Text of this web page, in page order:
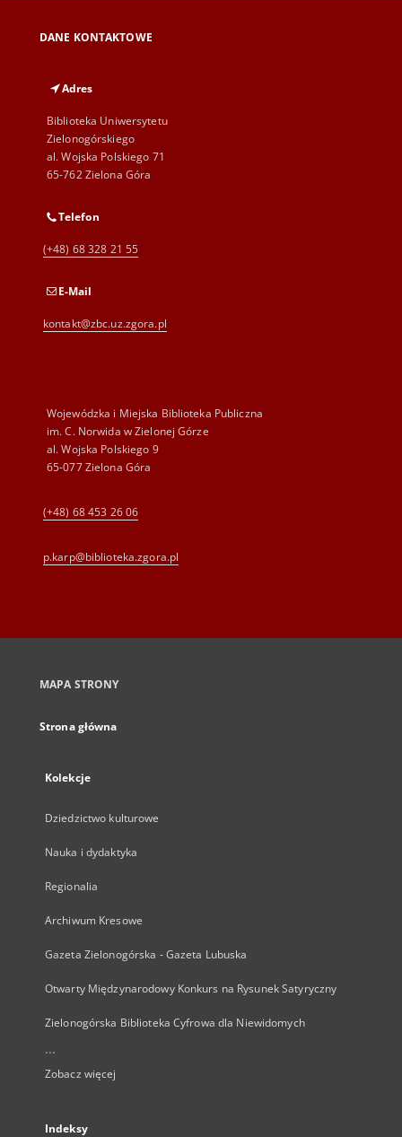
DANE KONTAKTOWE
Adres
Biblioteka Uniwersytetu
Zielonogórskiego
al. Wojska Polskiego 71
65-762 Zielona Góra
Telefon
(+48) 68 328 21 55
E-Mail
kontakt@zbc.uz.zgora.pl
Wojewódzka i Miejska Biblioteka Publiczna
im. C. Norwida w Zielonej Górze
al. Wojska Polskiego 9
65-077 Zielona Góra
(+48) 68 453 26 06
p.karp@biblioteka.zgora.pl
MAPA STRONY
Strona główna
Kolekcje
Dziedzictwo kulturowe
Nauka i dydaktyka
Regionalia
Archiwum Kresowe
Gazeta Zielonogórska - Gazeta Lubuska
Otwarty Międzynarodowy Konkurs na Rysunek Satyryczny
Zielonogórska Biblioteka Cyfrowa dla Niewidomych
...
Zobacz więcej
Indeksy